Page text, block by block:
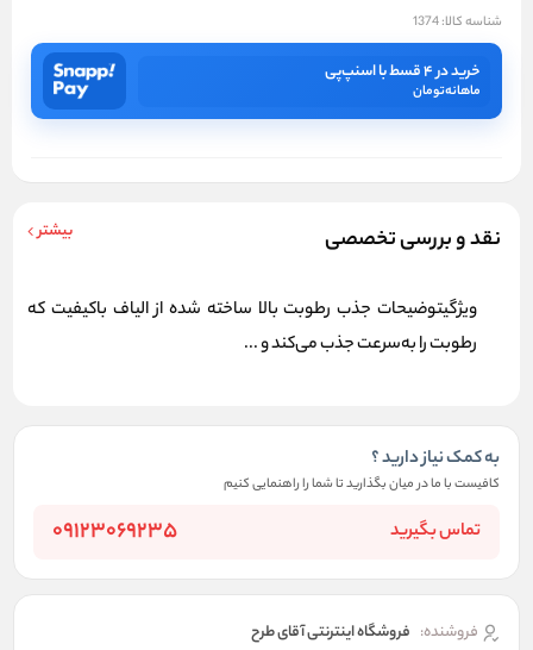
شناسه کالا:1374
خرید در ۴ قسط با اسنپ‌پی
ماهانهتومان
نقد و بررسی تخصصی بیشتر
ویژگیتوضیحات جذب رطوبت بالا ساخته شده از الیاف باکیفیت که
رطوبت را به‌سرعت جذب می‌کند و ...
به کمک نیاز دارید ؟
کافیست با ما در میان بگذارید تا شما را راهنمایی کنیم
تماس بگیرید 09123069235
فروشنده: فروشگاه اینترنتی آقای طرح